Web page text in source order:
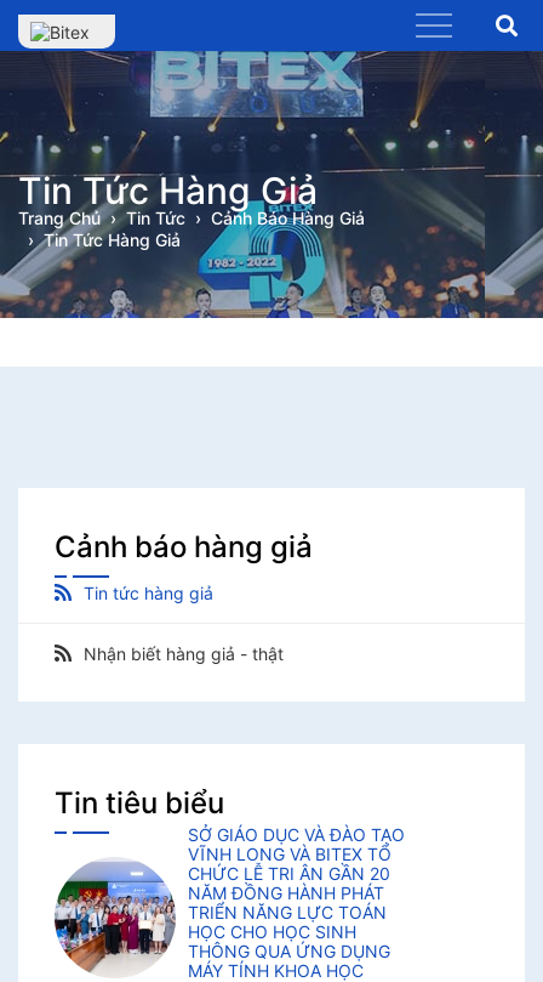
Tin Tức Hàng Giả
Trang Chủ Tin Tức
Cảnh Báo Hàng Giả
Tin Tức Hàng Giả
Cảnh báo hàng giả
Tin tức hàng giả
Nhận biết hàng giả - thật
Tin tiêu biểu
SỞ GIÁO DỤC VÀ ĐÀO TẠO
VĨNH LONG VÀ BITEX TỔ
CHỨC LỄ TRI ÂN GẦN 20
NĂM ĐỒNG HÀNH PHÁT
TRIỂN NĂNG LỰC TOÁN
HỌC CHO HỌC SINH
THÔNG QUA ỨNG DỤNG
MÁY TÍNH KHOA HỌC